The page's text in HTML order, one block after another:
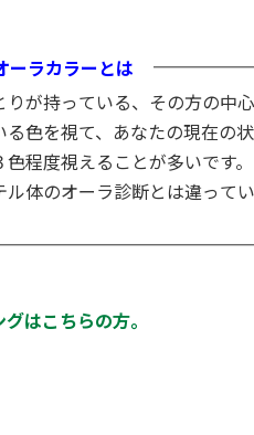
ーラカラーとは
りが持っている、その方の中
色を視て、あなたの現在の状
程度視えることが多いです。
体のオーラ診断とは違ってい
はこちらの方。